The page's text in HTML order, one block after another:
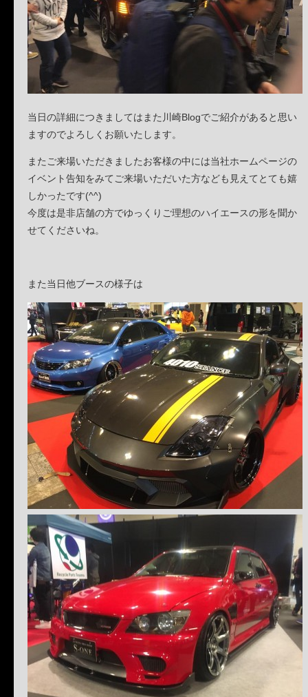
当日の詳細につきましてはまた川崎Blogでご紹介があると思い
ますのでよろしくお願いたします。
またご来場いただきましたお客様の中には当社ホームページの
イベント告知をみてご来場いただいた方なども見えてとても嬉
しかったです(^^)
今度は是非店舗の方でゆっくりご理想のハイエースの形を聞か
せてくださいね。
また当日他ブースの様子は